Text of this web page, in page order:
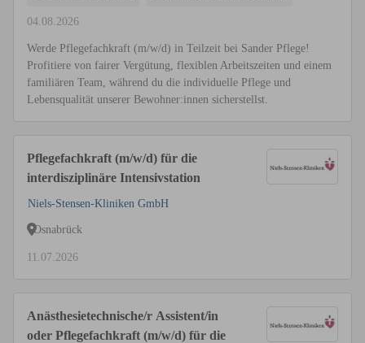
04.08.2026
Werde Pflegefachkraft (m/w/d) in Teilzeit bei Sander Pflege!
Profitiere von fairer Vergütung, flexiblen Arbeitszeiten und einem
familiären Team, während du die individuelle Pflege und
Lebensqualität unserer Bewohner:innen sicherstellst.
Pflegefachkraft (m/w/d) für die
interdisziplinäre Intensivstation
Niels-Stensen-Kliniken GmbH
Osnabrück
11.07.2026
Anästhesietechnische/r Assistent/in
oder Pflegefachkraft (m/w/d) für die